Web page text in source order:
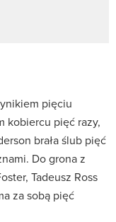
pięciu
kobiercu pięć razy,
brała ślub pięć
Do grona z
Tadeusz Ross
za sobą pięć